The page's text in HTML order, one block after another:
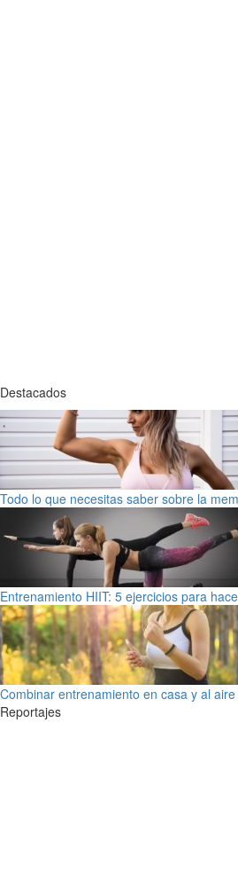
Destacados
Todo lo que necesitas saber sobre la
Entrenamiento HIIT: 5 ejercicios para
Combinar entrenamiento en casa y al
Reportajes